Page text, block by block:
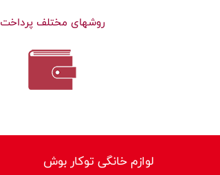
روشهای مختلف پرداخت
لوازم خانگی توکار بوش